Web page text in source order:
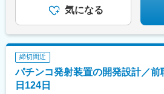
気になる
締切間近
パチンコ発射装置の開発設計／前
日124日